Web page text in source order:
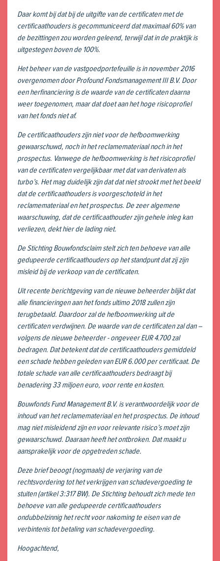
Daar komt bij dat bij de uitgifte van de certificaten met de
certificaathouders is gecommuniceerd dat maximaal 60% van
de bezittingen zou worden geleend, terwijl dat in de praktijk is
uitgestegen boven de 100%.
Het beheer van de vastgoedportefeuille is in november 2016
overgenomen door Profound Fondsmanagement III B.V. Door
een herfinanciering is de waarde van de certificaten daarna
weer toegenomen, maar dat doet aan het hoge risicoprofiel
van het fonds niet af.
De certificaathouders zijn niet voor de hefboomwerking
gewaarschuwd, noch in het reclamemateriaal noch in het
prospectus. Vanwege de hefboomwerking is het risicoprofiel
van de certificaten vergelijkbaar met dat van derivaten als
turbo’s. Het mag duidelijk zijn dat dat niet strookt met het beeld
dat de certificaathouders is voorgeschoteld in het
reclamemateriaal en het prospectus. De zeer algemene
waarschuwing, dat de certificaathouder zijn gehele inleg kan
verliezen, dekt hier de lading niet.
De Stichting Bouwfondsclaim stelt zich ten behoeve van alle
gedupeerde certificaathouders op het standpunt dat zij zijn
misleid bij de verkoop van de certificaten.
Uit recente berichtgeving van de nieuwe beheerder blijkt dat
alle financieringen aan het fonds ultimo 2018 zullen zijn
terugbetaald. Daardoor zal de hefboomwerking uit de
certificaten verdwijnen. De waarde van de certificaten zal dan –
volgens de nieuwe beheerder - ongeveer EUR 4.700 zal
bedragen. Dat betekent dat de certificaathouders gemiddeld
een schade hebben geleden van EUR 6.000 per certificaat. De
totale schade van alle certificaathouders bedraagt bij
benadering 33 miljoen euro, voor rente en kosten.
Bouwfonds Fund Management B.V. is verantwoordelijk voor de
inhoud van het reclamemateriaal en het prospectus. De inhoud
mag niet misleidend zijn en voor relevante risico’s moet zijn
gewaarschuwd. Daaraan heeft het ontbroken. Dat maakt u
aansprakelijk voor de opgetreden schade.
Deze brief beoogt (nogmaals) de verjaring van de
rechtsvordering tot het verkrijgen van schadevergoeding te
stuiten (artikel 3:317 BW). De Stichting behoudt zich mede ten
behoeve van alle gedupeerde certificaathouders
ondubbelzinnig het recht voor nakoming te eisen van de
verbintenis tot betaling van schadevergoeding.
Hoogachtend,